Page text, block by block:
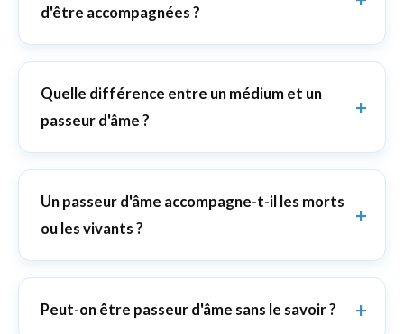
d'être accompagnées ?
Quelle différence entre un médium et un
passeur d'âme ?
Un passeur d'âme accompagne-t-il les morts
ou les vivants ?
Peut-on être passeur d'âme sans le savoir ?